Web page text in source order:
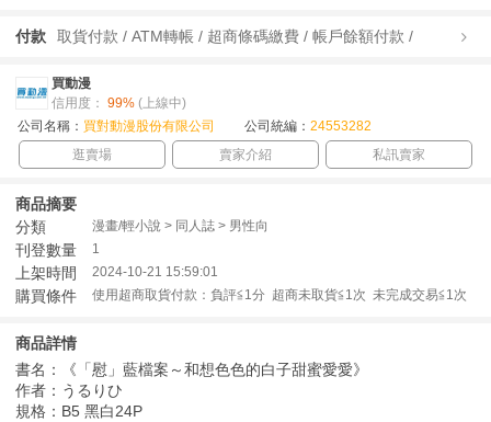
付款 取貨付款 / ATM轉帳 / 超商條碼繳費 / 帳戶餘額付款 /
買動漫
信用度： 99% (上線中)
公司名稱： 買對動漫股份有限公司 公司統編： 24553282
逛賣場
賣家介紹 私訊賣家
商品摘要
分類
漫畫/輕小說 > 同人誌 > 男性向
刊登數量 1
上架時間 2024-10-21 15:59:01
購買條件 使用超商取貨付款：負評≦1分 超商未取貨≦1次 未完成交易≦1次
商品詳情
書名：《「慰」藍檔案～和想色色的白子甜蜜愛愛》
作者：うるりひ
規格：B5 黑白24P